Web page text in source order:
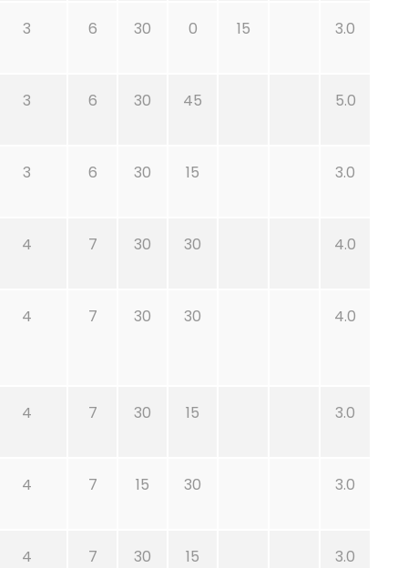
3 6 30 0 15 3.0
3 6 30 45 5.0
3 6 30 15 3.0
4 7 30 30 4.0
4 7 30 30 4.0
4 7 30 15 3.0
4 7 15 30 3.0
4 7 30 15 3.0